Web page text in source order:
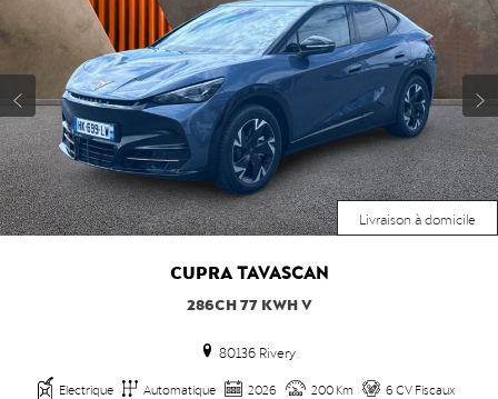
Livraison à domicile
CUPRATAVASCAN
286CH 77 KWH V
80136 Rivery
Electrique Automatique 2026 200 Km 6 CV Fiscaux